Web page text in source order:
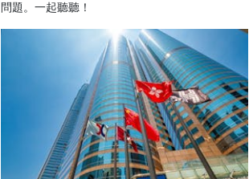
問題。一起聽聽！